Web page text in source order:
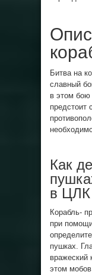
Битва на
славный
в этом бою
предстоит
Как
в ЦЛК
Корабль-
при
пушках.
вражеский
этом